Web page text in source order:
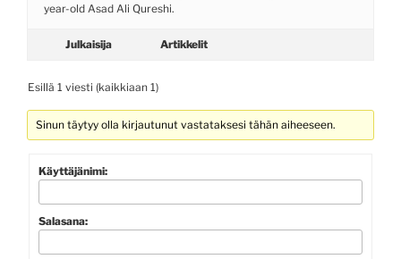
year-old Asad Ali Qureshi.
Julkaisija Artikkelit
Esillä 1 viesti (kaikkiaan 1)
Sinun täytyy olla kirjautunut vastataksesi tähän aiheeseen.
Käyttäjänimi:
Salasana: